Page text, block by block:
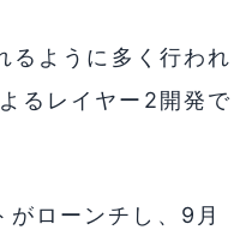
ように多く行われ
るレイヤー2開発で
ローンチし、9月